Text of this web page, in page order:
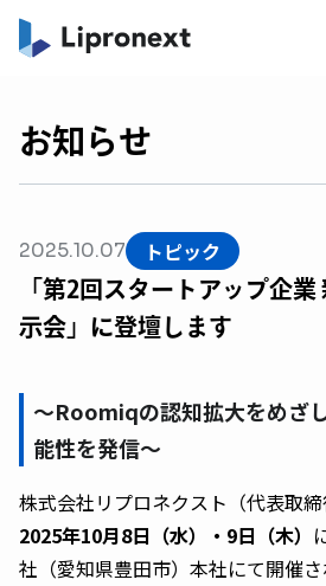
お知らせ
2025.10.07 トピック
「第2回スタートアップ企
示会」に登壇します
～Roomiqの認知拡大をめざ
能性を発信～
株式会社リプロネクスト（代表取締
2025年10月8日（水）・9日（木）
社（愛知県豊田市）本社にて開催さ